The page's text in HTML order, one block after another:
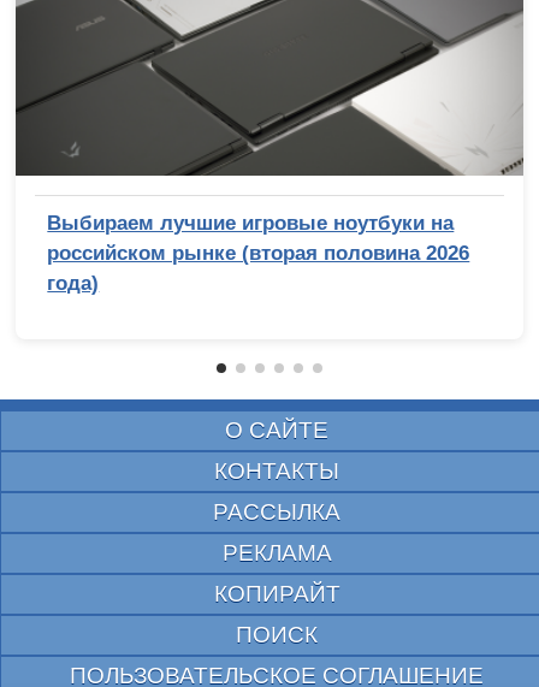
Выбираем лучшие игровые ноутбуки на
российском рынке (вторая половина 2026
года)
О САЙТЕ
КОНТАКТЫ
РАССЫЛКА
РЕКЛАМА
КОПИРАЙТ
ПОИСК
ПОЛЬЗОВАТЕЛЬСКОЕ СОГЛАШЕНИЕ